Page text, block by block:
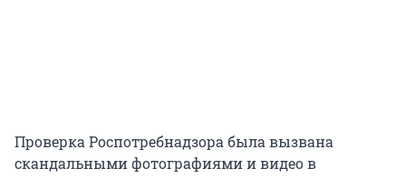
Проверка Роспотребнадзора была вызвана
скандальными фотографиями и видео в